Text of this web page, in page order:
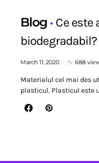
Blog
Ce
biodegradabil?
March 11, 2020 688
Materialul cel mai des
plasticul. Plasticul este